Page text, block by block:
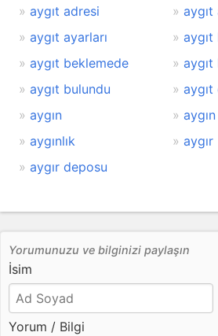
aygıt adresi
aygıt
aygıt ayarları
aygıt beklemede
aygıt bulundu
aygıt
aygın
aygınlık
aygır
aygır deposu
Yorumunuzu ve bilginizi paylaşın
İsim
Yorum / Bilgi